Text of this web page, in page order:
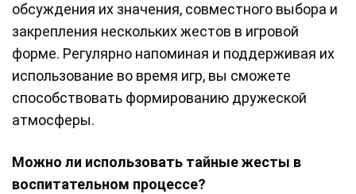
обсуждения их значения, совместного выбора и
закрепления нескольких жестов в игровой
форме. Регулярно напоминая и поддерживая их
использование во время игр, вы сможете
способствовать формированию дружеской
атмосферы.
Можно ли использовать тайные жесты в
воспитательном процессе?